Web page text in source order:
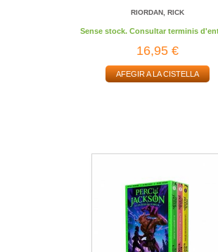
RIORDAN, RICK
Sense stock. Consultar terminis
16,95 €
AFEGIR A LA CISTELLA